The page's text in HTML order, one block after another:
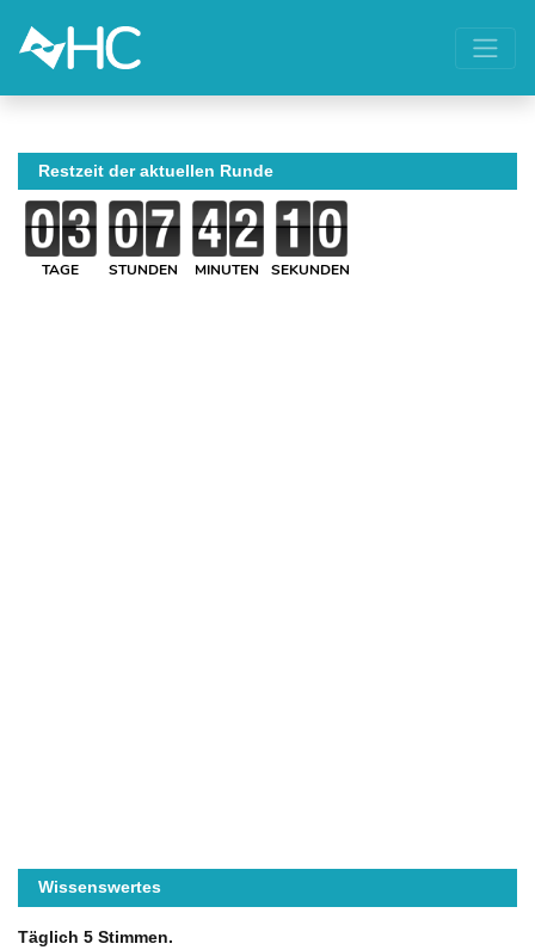
Restzeit der aktuellen Runde
TAGE STUNDEN MINUTEN SEKUNDEN
Wissenswertes
Täglich 5 Stimmen.